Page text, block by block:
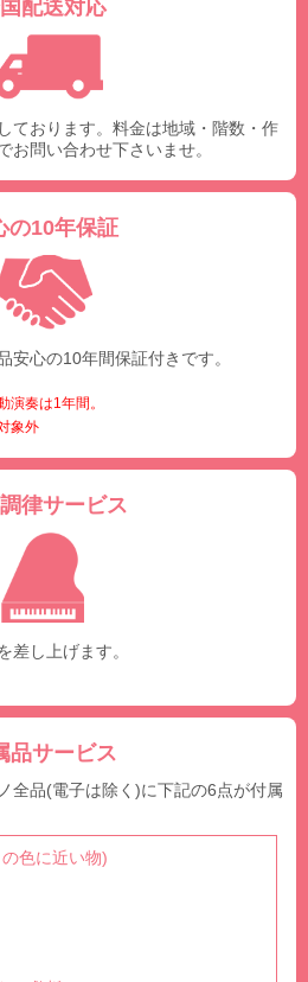
配送対応
ております。料金は地域・階数・作
お問い合わせ下さいませ。
の10年保証
安心の10年間保証付きです。
演奏は1年間。
象外
律サービス
差し上げます。
品サービス
全品(電子は除く)に下記の6点が付属
色に近い物)